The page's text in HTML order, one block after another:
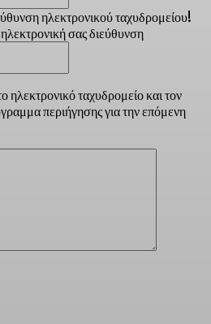
ηλεκτρονικού ταχυδρομείου!
σας διεύθυνση
ηλεκτρονικό ταχυδρομείο και τον
περιήγησης για την επόμενη